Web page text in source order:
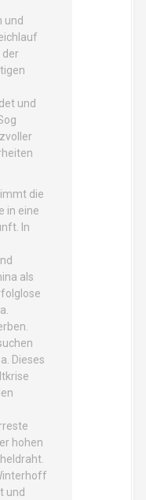
und
der
und
die
in eine
In
als
Dieses
hohen
und